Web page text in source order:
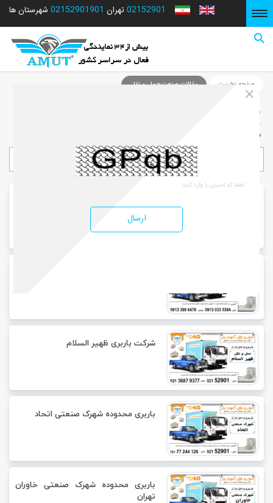
تهران 02152901901 02152901
صفحه نخست مقالات صنعت حمل و نقل
مقاله ها
مجموعه مقالات جدید آموت بار
دسته بندی مقالات
داخلی و برون شهری
شرکت باربری ظهیر السلام
باربری محدوده شهرک صنعتی اتحاد
باربری محدوده شهرک صنعتی خاوران
تهران
ارسال